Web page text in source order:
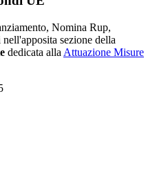
Nomina Rup,
sezione della
dedicata alla Attuazione Misure